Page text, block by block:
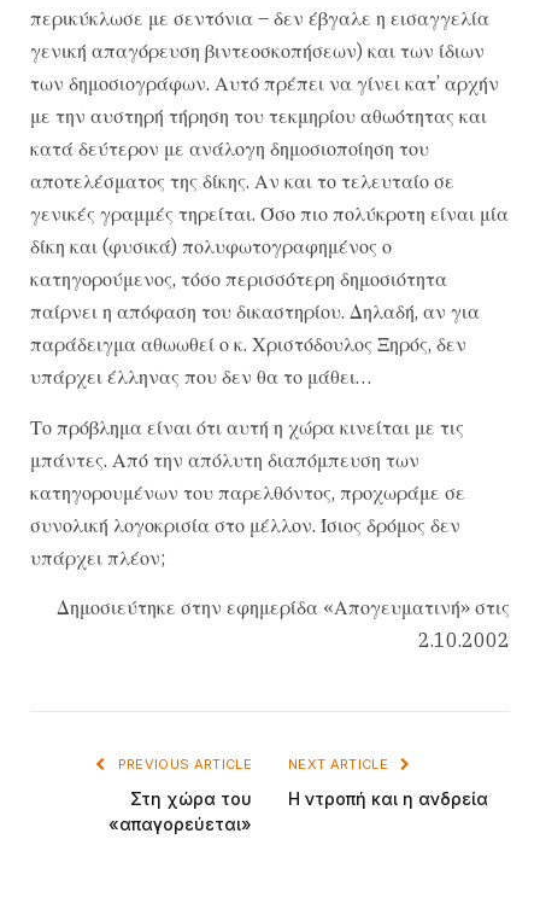
περικύκλωσε με σεντόνια – δεν έβγαλε η εισαγγελία
γενική απαγόρευση βιντεοσκοπήσεων) και των ίδιων
των δημοσιογράφων. Αυτό πρέπει να γίνει κατ’ αρχήν
με την αυστηρή τήρηση του τεκμηρίου αθωότητας και
κατά δεύτερον με ανάλογη δημοσιοποίηση του
αποτελέσματος της δίκης. Αν και το τελευταίο σε
γενικές γραμμές τηρείται. Όσο πιο πολύκροτη είναι μία
δίκη και (φυσικά) πολυφωτογραφημένος ο
κατηγορούμενος, τόσο περισσότερη δημοσιότητα
παίρνει η απόφαση του δικαστηρίου. Δηλαδή, αν για
παράδειγμα αθωωθεί ο κ. Χριστόδουλος Ξηρός, δεν
υπάρχει έλληνας που δεν θα το μάθει…
Το πρόβλημα είναι ότι αυτή η χώρα κινείται με τις
μπάντες. Από την απόλυτη διαπόμπευση των
κατηγορουμένων του παρελθόντος, προχωράμε σε
συνολική λογοκρισία στο μέλλον. Ίσιος δρόμος δεν
υπάρχει πλέον;
Δημοσιεύτηκε στην εφημερίδα «Απογευματινή» στις
2.10.2002
PREVIOUS ARTICLE
Στη χώρα του
«απαγορεύεται»
NEXT ARTICLE
Η ντροπή και η ανδρεία